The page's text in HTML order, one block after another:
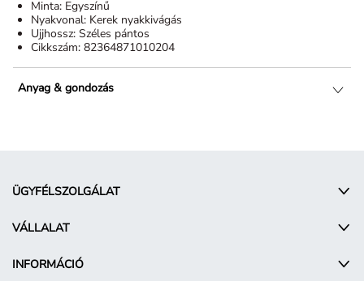
Minta: Egyszínű
Nyakvonal: Kerek nyakkivágás
Ujjhossz: Széles pántos
Cikkszám: 82364871010204
Anyag & gondozás
ÜGYFÉLSZOLGÁLAT
VÁLLALAT
INFORMÁCIÓ